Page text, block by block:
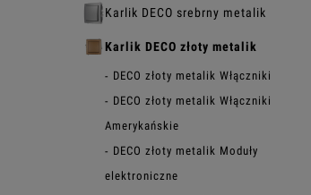
Karlik DECO srebrny metalik
Karlik DECO złoty metalik
DECO złoty metalik Włączniki
DECO złoty metalik Włączniki
Amerykańskie
DECO złoty metalik Moduły
elektroniczne